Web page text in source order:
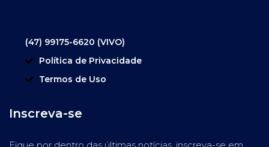
(47) 99175-6620 (VIVO)
Política de Privacidade
Termos de Uso
Inscreva-se
Fique por dentro das últimas notícias, inscreva-se em